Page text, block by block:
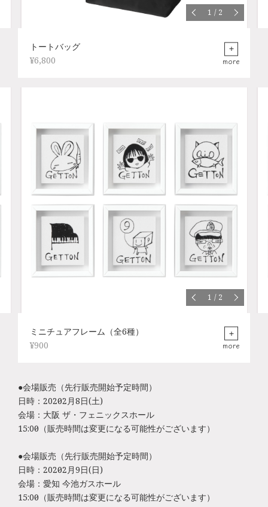
1 / 2
トートバッグ
¥6,800
more
1 / 2
ミニチュアフレーム（全6種）
¥900
more
●会場販売（先行販売開始予定時間）
日時：2020年2月8日(土)
会場：大阪 ザ・フェニックスホール
15:00～（販売時間は変更になる可能性がございます）
●会場販売（先行販売開始予定時間）
日時：2020年2月9日(日)
会場：愛知 今池ガスホール
15:00～（販売時間は変更になる可能性がございます）